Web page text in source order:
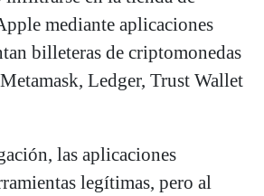
mediante aplicaciones
billeteras de criptomonedas
Ledger, Trust Wallet
las aplicaciones
legítimas, pero al